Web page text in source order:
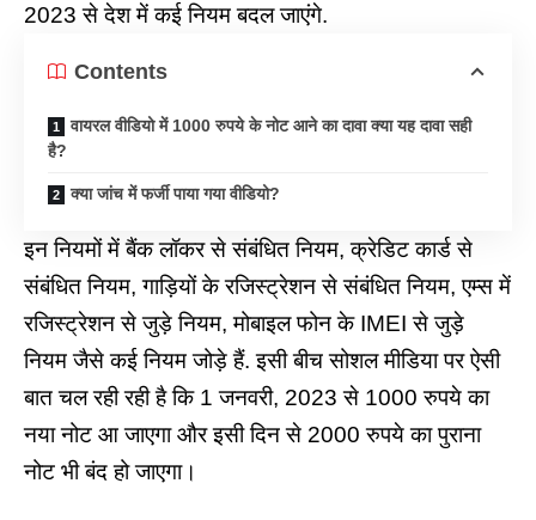
2023 से देश में कई नियम बदल जाएंगे.
Contents
वायरल वीडियो में 1000 रुपये के नोट आने का दावा क्या यह दावा सही
है?
क्या जांच में फर्जी पाया गया वीडियो?
इन नियमों में बैंक लॉकर से संबंधित नियम, क्रेडिट कार्ड से
संबंधित नियम, गाड़ियों के रजिस्ट्रेशन से संबंधित नियम, एम्स में
रजिस्ट्रेशन से जुड़े नियम, मोबाइल फोन के IMEI से जुड़े
नियम जैसे कई नियम जोड़े हैं. इसी बीच सोशल मीडिया पर ऐसी
बात चल रही रही है कि 1 जनवरी, 2023 से 1000 रुपये का
नया नोट आ जाएगा और इसी दिन से 2000 रुपये का पुराना
नोट भी बंद हो जाएगा।